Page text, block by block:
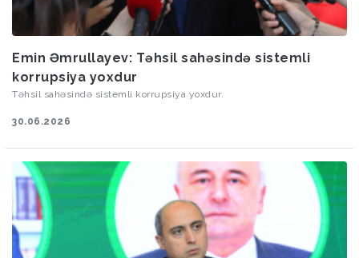
Emin Əmrullayev: Təhsil sahəsində sistemli
korrupsiya yoxdur
Təhsil sahəsində sistemli korrupsiya yoxdur.
30.06.2026